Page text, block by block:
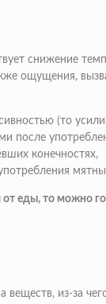
снижение
ощущения,
(то
после
конечностях,
еды, то можно
из-за